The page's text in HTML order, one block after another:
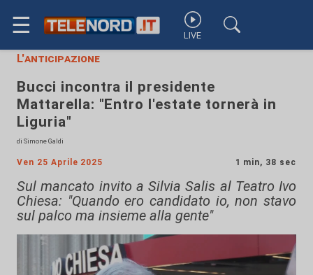
☰ LIVE
L'anticipazione
Bucci incontra il presidente
Mattarella: "Entro l'estate tornerà in
Liguria"
di Simone Galdi
Ven 25 Aprile 2025 1 min, 38 sec
Sul mancato invito a Silvia Salis al Teatro Ivo
Chiesa: "Quando ero candidato io, non stavo
sul palco ma insieme alla gente"